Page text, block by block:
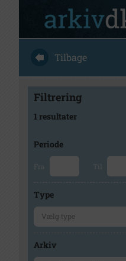
Tilbage
Filtrering
1 resultater
Periode
Fra Til
Type
Arkiv